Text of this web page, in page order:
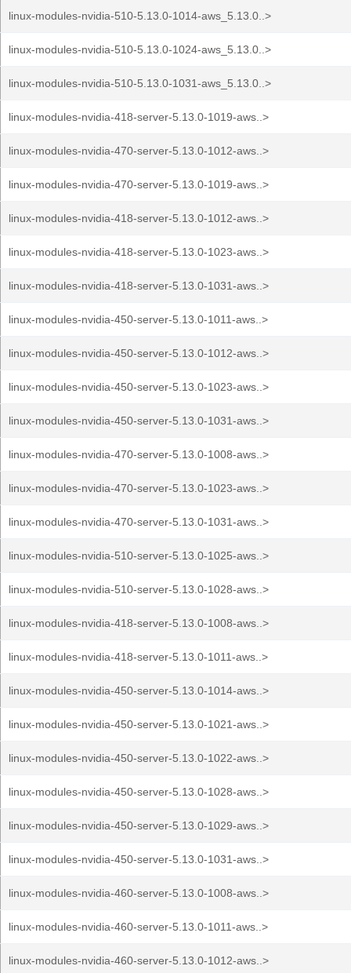
linux-modules-nvidia-510-5.13.0-1014-aws_5.13.0..>
linux-modules-nvidia-510-5.13.0-1024-aws_5.13.0..>
linux-modules-nvidia-510-5.13.0-1031-aws_5.13.0..>
linux-modules-nvidia-418-server-5.13.0-1019-aws..>
linux-modules-nvidia-470-server-5.13.0-1012-aws..>
linux-modules-nvidia-470-server-5.13.0-1019-aws..>
linux-modules-nvidia-418-server-5.13.0-1012-aws..>
linux-modules-nvidia-418-server-5.13.0-1023-aws..>
linux-modules-nvidia-418-server-5.13.0-1031-aws..>
linux-modules-nvidia-450-server-5.13.0-1011-aws..>
linux-modules-nvidia-450-server-5.13.0-1012-aws..>
linux-modules-nvidia-450-server-5.13.0-1023-aws..>
linux-modules-nvidia-450-server-5.13.0-1031-aws..>
linux-modules-nvidia-470-server-5.13.0-1008-aws..>
linux-modules-nvidia-470-server-5.13.0-1023-aws..>
linux-modules-nvidia-470-server-5.13.0-1031-aws..>
linux-modules-nvidia-510-server-5.13.0-1025-aws..>
linux-modules-nvidia-510-server-5.13.0-1028-aws..>
linux-modules-nvidia-418-server-5.13.0-1008-aws..>
linux-modules-nvidia-418-server-5.13.0-1011-aws..>
linux-modules-nvidia-450-server-5.13.0-1014-aws..>
linux-modules-nvidia-450-server-5.13.0-1021-aws..>
linux-modules-nvidia-450-server-5.13.0-1022-aws..>
linux-modules-nvidia-450-server-5.13.0-1028-aws..>
linux-modules-nvidia-450-server-5.13.0-1029-aws..>
linux-modules-nvidia-450-server-5.13.0-1031-aws..>
linux-modules-nvidia-460-server-5.13.0-1008-aws..>
linux-modules-nvidia-460-server-5.13.0-1011-aws..>
linux-modules-nvidia-460-server-5.13.0-1012-aws..>